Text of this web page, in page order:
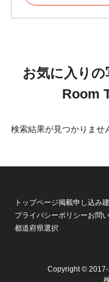
お気に入り
Room
検索結果が見つかりませ
トップページ掲載申し込み
プライバシーポリシーお問
都道府県選択
Copyright ©